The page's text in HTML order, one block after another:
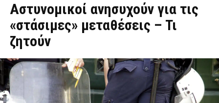
Αστυνομικοί ανησυχούν για τις
«στάσιμες» μεταθέσεις – Τι
ζητούν